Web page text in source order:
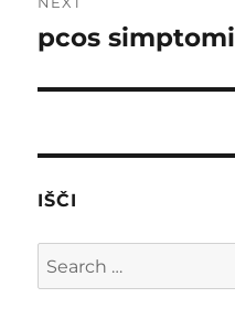
Next
pcos simptomi
IŠČI
Search
for: